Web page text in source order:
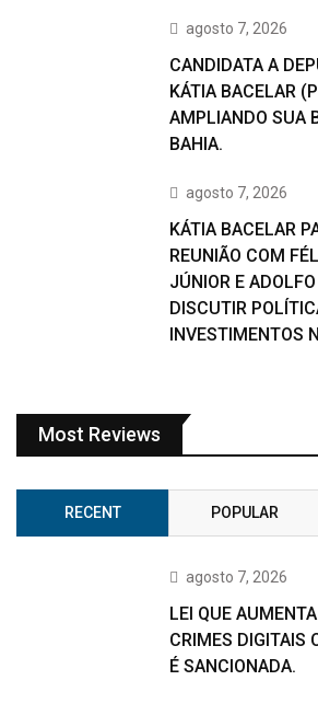
agosto 7, 2026
CANDIDATA A
KÁTIA BACELAR
AMPLIANDO SUA
BAHIA.
agosto 7, 2026
KÁTIA BACELAR
REUNIÃO COM
JÚNIOR E
DISCUTIR
INVESTIMENTOS
Most Reviews
RECENT POPULAR
agosto 7, 2026
LEI QUE
CRIMES DIGITAIS
É SANCIONADA.